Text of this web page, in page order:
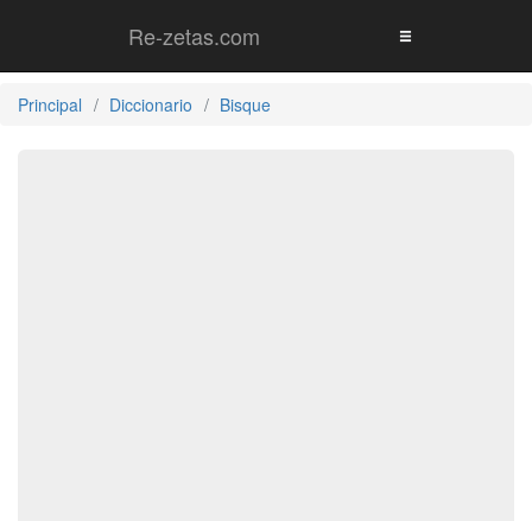
Re-zetas.com
Principal Diccionario Bisque